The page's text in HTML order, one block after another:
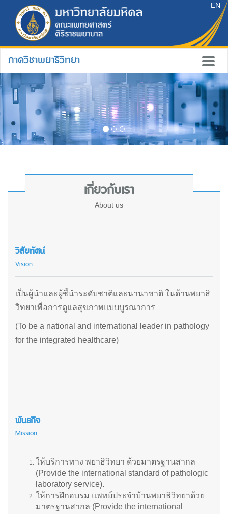
EN
ภาควิชาพยาธิวิทยา
เกี่ยวกับเรา
About us
วิสัยทัศน์
Vision
เป็นผู้นำและผู้ชี้นำระดับชาติและนานาชาติ ในด้านพยาธิ
วิทยาเพื่อการดูแลสุขภาพแบบบูรณาการ
(To be a national and international leader in pathology
for the integrated healthcare)
พันธกิจ
Mission
ให้บริการทาง พยาธิวิทยา ด้วยมาตรฐานสากล
(Provide the international standard of pathologic
laboratory service).
ให้การฝึกอบรม แพทย์ประจําบ้านพยาธิวิทยาด้วย
มาตรฐานสากล (Provide the international